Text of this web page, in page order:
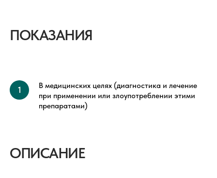
ПОКАЗАНИЯ
В медицинских целях (диагностика и лечение
при применении или злоупотреблении этими
препаратами)
ОПИСАНИЕ